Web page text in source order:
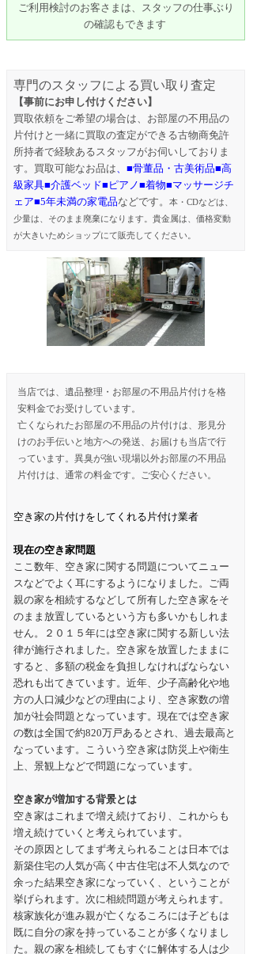
ご利用検討のお客さまは、スタッフの仕事ぶり
の確認もできます
専門のスタッフによる買い取り査定
【事前にお申し付けください】
買取依頼をご希望の場合は、お部屋の不用品の
片付けと一緒に買取の査定ができる古物商免許
所持者で経験あるスタッフがお伺いしておりま
す。買取可能なお品は、■骨董品・古美術品■高
級家具■介護ベッド■ピアノ■着物■マッサージチ
ェア■5年未満の家電品などです。
本・CDなどは、
少量は、そのまま廃棄になります。貴金属は、価格変動
が大きいためショップにて販売してください。
当店では、遺品整理・お部屋の不用品片付けを格
安料金でお受けしています。
亡くなられたお部屋の不用品の片付けは、形見分
けのお手伝いと地方への発送、お届けも当店で行
っています。異臭が強い現場以外お部屋の不用品
片付けは、通常の料金です。ご安心ください。
空き家の片付けをしてくれる片付け業者
現在の空き家問題
ここ数年、空き家に関する問題についてニュー
スなどでよく耳にするようになりました。ご両
親の家を相続するなどして所有した空き家をそ
のまま放置しているという方も多いかもしれま
せん。２０１５年には空き家に関する新しい法
律が施行されました。空き家を放置したままに
すると、多額の税金を負担しなければならない
恐れも出てきています。近年、少子高齢化や地
方の人口減少などの理由により、空き家数の増
加が社会問題となっています。現在では空き家
の数は全国で約820万戸あるとされ、過去最高と
なっています。こういう空き家は防災上や衛生
上、景観上などで問題になっています。
空き家が増加する背景とは
空き家はこれまで増え続けており、これからも
増え続けていくと考えられています。
その原因としてまず考えられることは日本では
新築住宅の人気が高く中古住宅は不人気なので
余った結果空き家になっていく、ということが
挙げられます。次に相続問題が考えられます。
核家族化が進み親が亡くなるころには子どもは
既に自分の家を持っていることが多くなりまし
た。親の家を相続してもすぐに解体する人は少